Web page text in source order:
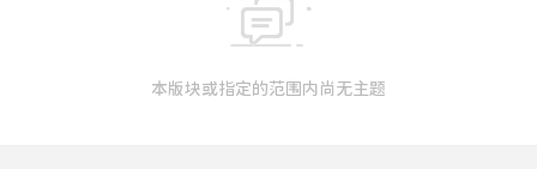
本版块或指定的范围内尚无主题